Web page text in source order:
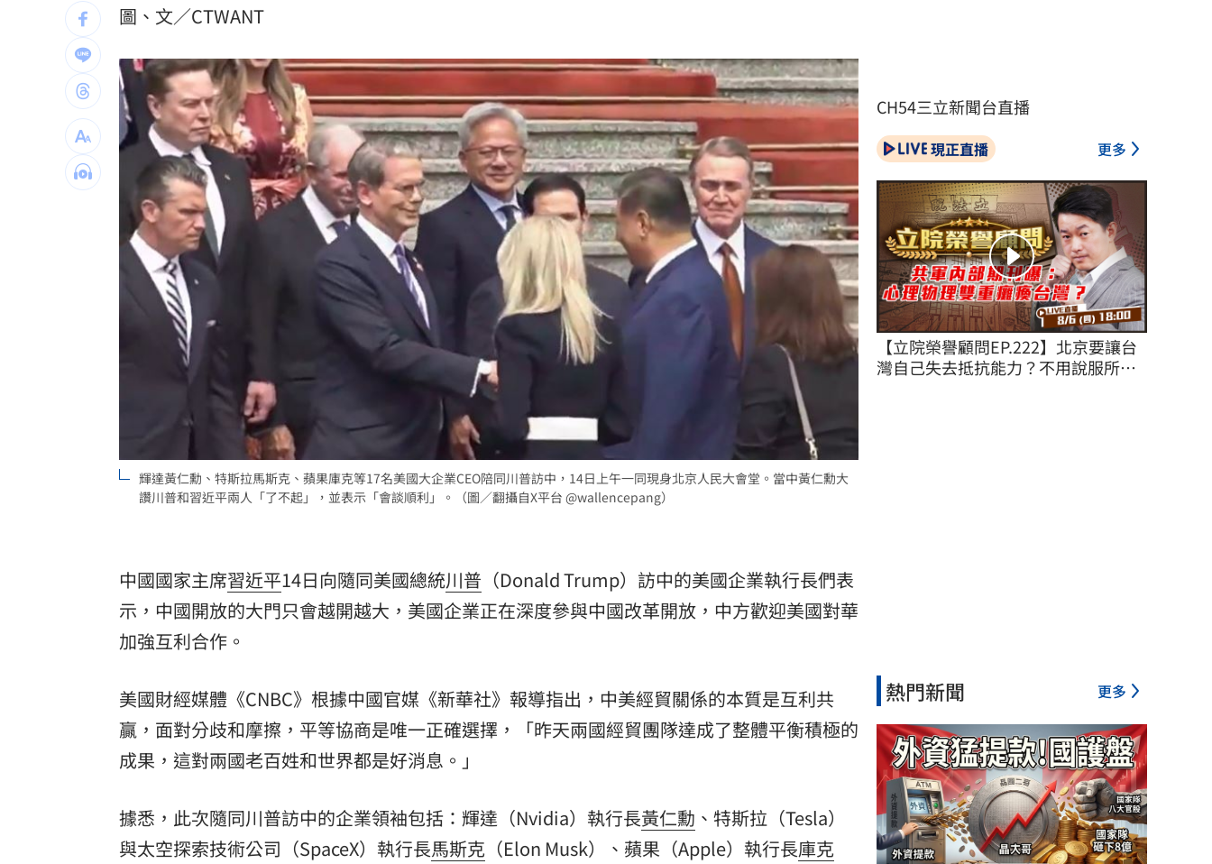
韓股慘跌爆金融危機？惠譽揭恐衝擊2產業
是否對饒慶鈴開罰？陸委會表態了 18:16
Mina遭網暴離世！曾並肩追星路人淚憶暖舉 18:15
范曉萱好友竟是大咖天后 1句打動孫淑媚 18:13
台灣彩券開獎直播中 20:31
LIVE三立+24小時直播
三立iNEWS新聞台線上直播 18:00
理想混蛋號召粉絲跨海追星吃美食！ 18:15
圖、文／CTWANT
輝達黃仁勳、特斯拉馬斯克、蘋果庫克等17名美國大企業CEO陪同川普訪中，14日上午一同現身北京人民大會堂。當中黃仁勳大
讚川普和習近平兩人「了不起」，並表示「會談順利」。（圖／翻攝自X平台 @wallencepang）
中國國家主席習近平14日向隨同美國總統川普 （Donald Trump）訪中的美國企業執行長們表
示，中國開放的大門只會越開越大，美國企業正在深度參與中國改革開放，中方歡迎美國對華
加強互利合作。
美國財經媒體《CNBC》根據中國官媒《新華社》報導指出，中美經貿關係的本質是互利共
贏，面對分歧和摩擦，平等協商是唯一正確選擇，「昨天兩國經貿團隊達成了整體平衡積極的
成果，這對兩國老百姓和世界都是好消息。」
據悉，此次隨同川普訪中的企業領袖包括：輝達（Nvidia）執行長黃仁勳 、特斯拉（Tesla）
與太空探索技術公司（SpaceX）執行長馬斯克 （Elon Musk）、蘋果（Apple）執行長庫克
CH54三立新聞台直播
現正直播 更多
【立院榮譽顧問EP.222】北京要讓台
灣自己失去抵抗能力？不用說服所有
熱門新聞 更多